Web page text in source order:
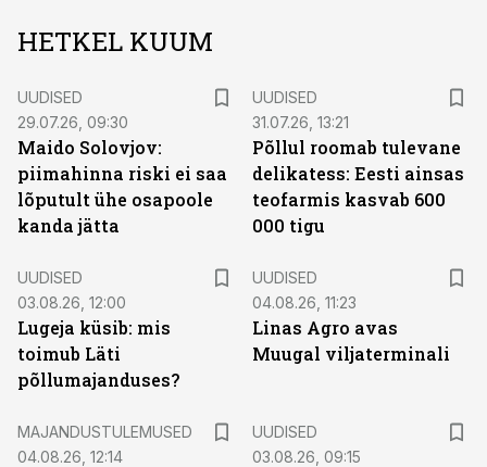
HETKEL KUUM
UUDISED
29.07.26, 09:30
Maido Solovjov:
piimahinna riski ei saa
lõputult ühe osapoole
kanda jätta
UUDISED
31.07.26, 13:21
Põllul roomab tulevane
delikatess: Eesti ainsas
teofarmis kasvab 600
000 tigu
UUDISED
03.08.26, 12:00
Lugeja küsib: mis
toimub Läti
põllumajanduses?
UUDISED
04.08.26, 11:23
Linas Agro avas
Muugal viljaterminali
MAJANDUSTULEMUSED
04.08.26, 12:14
UUDISED
03.08.26, 09:15